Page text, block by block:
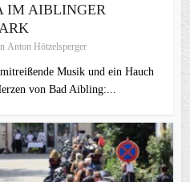
IM AIBLINGER
Anton Hötzelsperger
Musik und ein Hauch
von Bad Aibling:...